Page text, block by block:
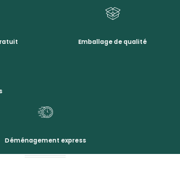
Emballage de qualité
Déménagement express